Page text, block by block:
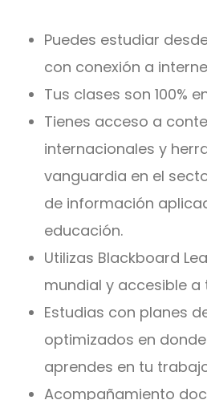
Puedes estudiar
con conexión a
Tus clases son 100%
Tienes acceso a
internacionales y
vanguardia en el
de información
educación.
Utilizas Blackboard
mundial y accesible a
Estudias con planes
optimizados en
aprendes en tu
Acompañamiento